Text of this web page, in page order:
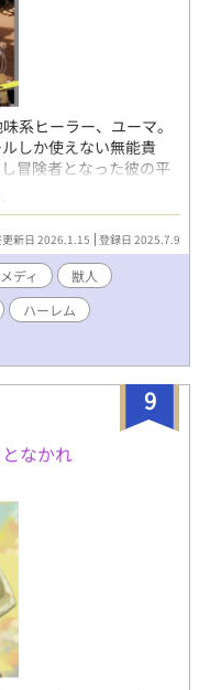
系ヒーラー、ユーマ。
しか使えない無能貴
冒険者となった彼の平
れた心”と“穢れた
」が隠されていた。
で助けた獣人ショタ
プラチナランクの冒険
タを放っておけないユ
獣人ショタたちとの奇
ローライフを夢見るユ
しての才能も開花さ
かし、ある朝目覚める
て――！？ ​愛と筋肉の
外の強さを誇る獣人た
界溺愛コメディ。
！！！！」
新日 2026.1.15 登録日 2025.7.9
ディ
獣人
ハーレム
9
なかれ